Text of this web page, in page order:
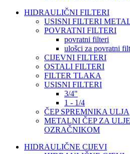
HIDRAULIČNI FILTERI
USISNI FILTERI
POVRATNI FILTERI
povratni filteri
ulošci za povratni
CIJEVNI FILTERI
OSTALI FILTERI
FILTER TLAKA
USISNI FILTERI
3/4"
1 - 1/4
ČEP SPREMNIKA ULJA
METALNI ČEP ZA
OZRAČNIKOM
HIDRAULIČNE CIJEVI